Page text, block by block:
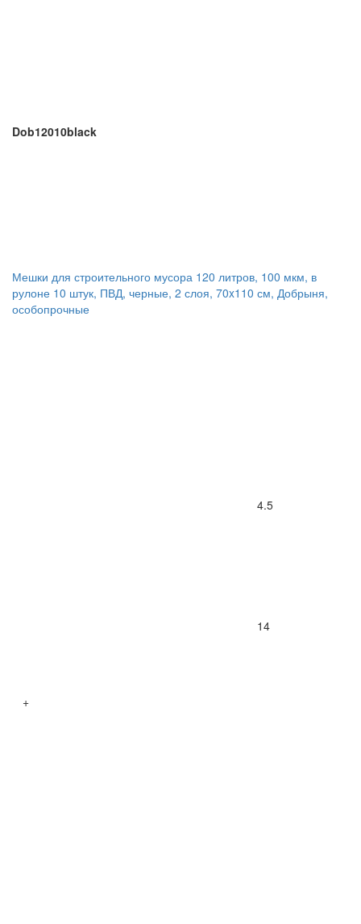
Dob12010black
Мешки для строительного мусора 120 литров, 100 мкм, в
рулоне 10 штук, ПВД, черные, 2 слоя, 70x110 см, Добрыня,
особопрочные
4.5
14
+